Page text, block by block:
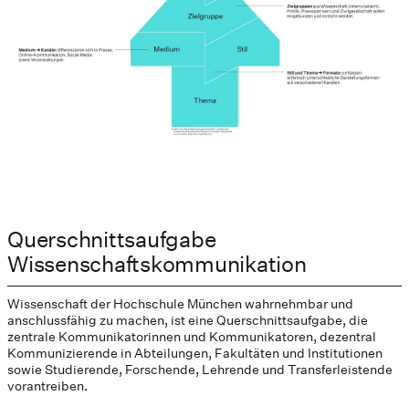
Querschnittsaufgabe
Wissenschaftskommunikation
Wissenschaft der Hochschule München wahrnehmbar und
anschlussfähig zu machen, ist eine Querschnittsaufgabe, die
zentrale Kommunikatorinnen und Kommunikatoren, dezentral
Kommunizierende in Abteilungen, Fakultäten und Institutionen
sowie Studierende, Forschende, Lehrende und Transferleistende
vorantreiben.